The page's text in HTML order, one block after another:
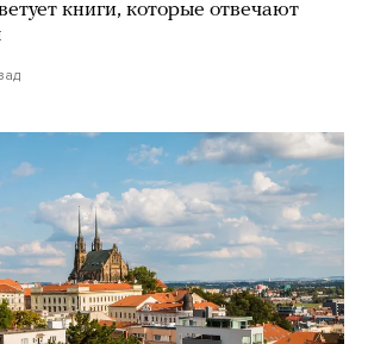
книги, которые отвечают